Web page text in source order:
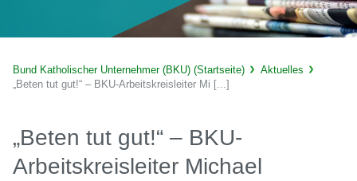
Bund Katholischer Unternehmer (BKU) (Startseite)
Aktuelles
„Beten tut gut!“ – BKU-Arbeitskreisleiter Mi [...]
„Beten tut gut!“ – BKU-
Arbeitskreisleiter Michael